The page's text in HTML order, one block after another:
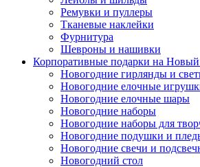
Ремувки и пуллеры
Тканевые наклейки
Фурнитура
Шевроны и нашивки
Корпоративные подарки на Новый
Новогодние гирлянды и
Новогодние елочные
Новогодние елочные шары
Новогодние наборы
Новогодние наборы для
Новогодние подушки и
Новогодние свечи и
Новогодний стол